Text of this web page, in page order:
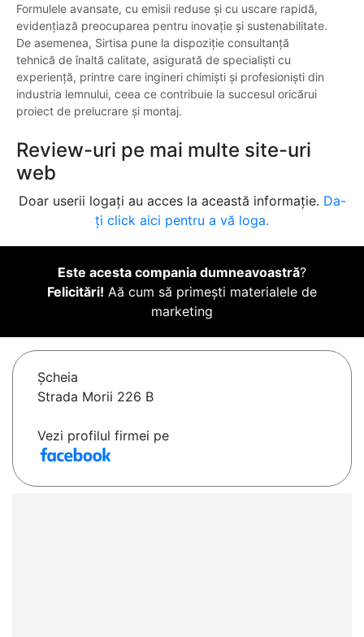
Formulele avansate, cu emisii reduse și cu uscare rapidă,
evidențiază preocuparea pentru inovație și sustenabilitate.
De asemenea, Sirtisa pune la dispoziție consultanță
tehnică de înaltă calitate, asigurată de specialiști cu
experiență, printre care ingineri chimiști și profesioniști din
industria lemnului, ceea ce contribuie la succesul oricărui
proiect de prelucrare și montaj.
Review-uri pe mai multe site-uri
web
Doar userii logați au acces la această informație. Da-
ți click aici pentru a vă loga.
Este acesta compania dumneavoastră?
Felicitări! Aă cum să primești materialele de
marketing
Şcheia
Strada Morii 226 B
Vezi profilul firmei pe